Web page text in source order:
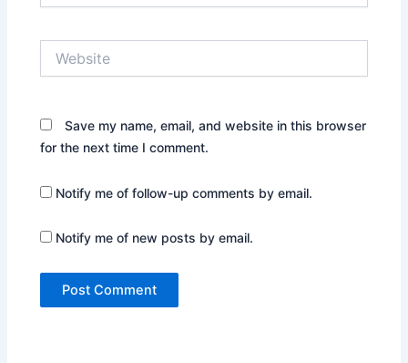
Save my name, email, and website in this browser
for the next time I comment.
Notify me of follow-up comments by email.
Notify me of new posts by email.